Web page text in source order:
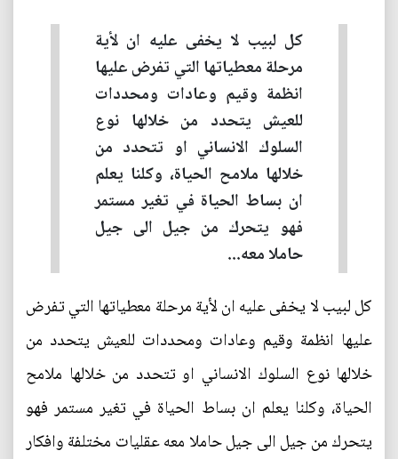
كل لبيب لا يخفى عليه ان لأية
مرحلة معطياتها التي تفرض عليها
انظمة وقيم وعادات ومحددات
للعيش يتحدد من خلالها نوع
السلوك الانساني او تتحدد من
خلالها ملامح الحياة، وكلنا يعلم
ان بساط الحياة في تغير مستمر
فهو يتحرك من جيل الى جيل
حاملا معه...
كل لبيب لا يخفى عليه ان لأية مرحلة معطياتها التي تفرض
عليها انظمة وقيم وعادات ومحددات للعيش يتحدد من
خلالها نوع السلوك الانساني او تتحدد من خلالها ملامح
الحياة، وكلنا يعلم ان بساط الحياة في تغير مستمر فهو
يتحرك من جيل الى جيل حاملا معه عقليات مختلفة وافكار